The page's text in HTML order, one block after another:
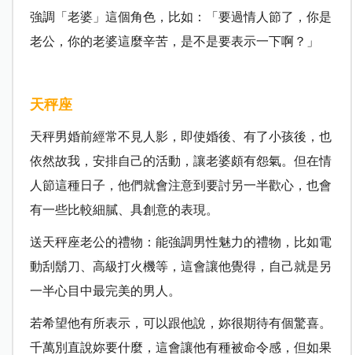
強調「老婆」這個角色，比如：「要過情人節了，你是
老公，你的老婆這麼辛苦，是不是要表示一下啊？」
天秤座
天秤男婚前經常不見人影，即使婚後、有了小孩後，也
依然故我，安排自己的活動，讓老婆頗有怨氣。但在情
人節這種日子，他們就會注意到要討另一半歡心，也會
有一些比較細膩、具創意的表現。
送天秤座老公的禮物：能強調男性魅力的禮物，比如電
動刮鬍刀、高級打火機等，這會讓他覺得，自己就是另
一半心目中最完美的男人。
若希望他有所表示，可以跟他說，妳很期待有個驚喜。
千萬別直說妳要什麼，這會讓他有種被命令感，但如果